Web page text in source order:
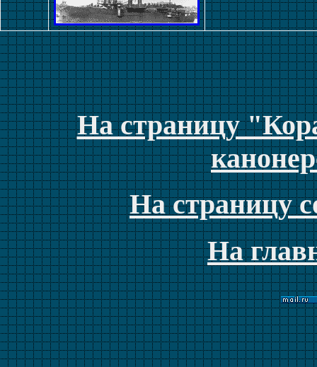
На страницу
На страницу
На